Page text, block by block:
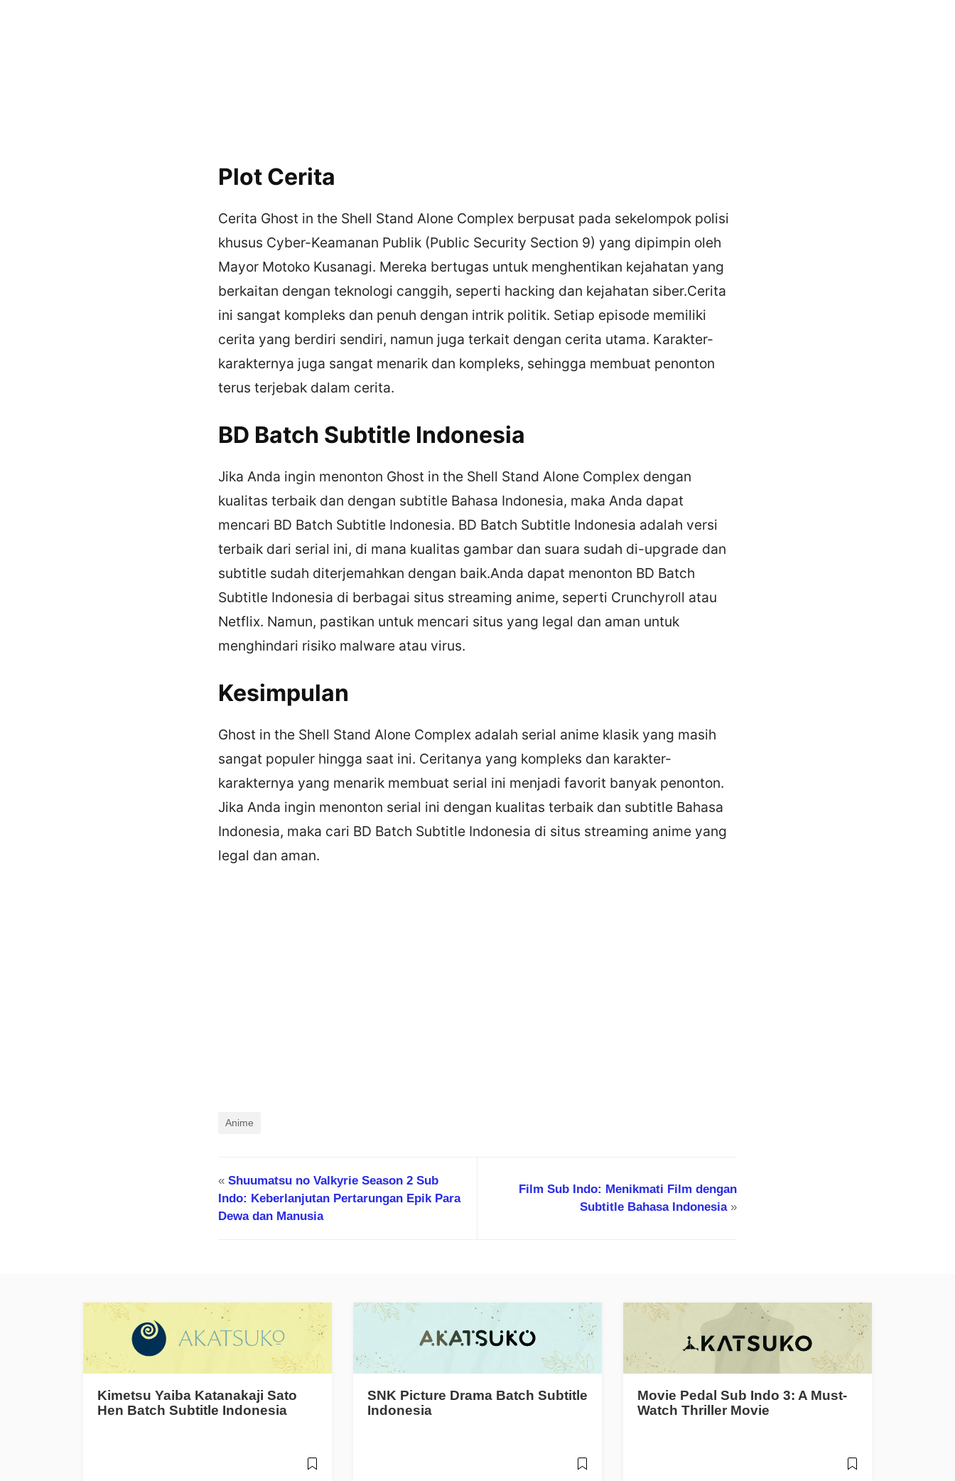
Plot Cerita
Cerita Ghost in the Shell Stand Alone Complex berpusat pada sekelompok polisi
khusus Cyber-Keamanan Publik (Public Security Section 9) yang dipimpin oleh
Mayor Motoko Kusanagi. Mereka bertugas untuk menghentikan kejahatan yang
berkaitan dengan teknologi canggih, seperti hacking dan kejahatan siber.Cerita
ini sangat kompleks dan penuh dengan intrik politik. Setiap episode memiliki
cerita yang berdiri sendiri, namun juga terkait dengan cerita utama. Karakter-
karakternya juga sangat menarik dan kompleks, sehingga membuat penonton
terus terjebak dalam cerita.
BD Batch Subtitle Indonesia
Jika Anda ingin menonton Ghost in the Shell Stand Alone Complex dengan
kualitas terbaik dan dengan subtitle Bahasa Indonesia, maka Anda dapat
mencari BD Batch Subtitle Indonesia. BD Batch Subtitle Indonesia adalah versi
terbaik dari serial ini, di mana kualitas gambar dan suara sudah di-upgrade dan
subtitle sudah diterjemahkan dengan baik.Anda dapat menonton BD Batch
Subtitle Indonesia di berbagai situs streaming anime, seperti Crunchyroll atau
Netflix. Namun, pastikan untuk mencari situs yang legal dan aman untuk
menghindari risiko malware atau virus.
Kesimpulan
Ghost in the Shell Stand Alone Complex adalah serial anime klasik yang masih
sangat populer hingga saat ini. Ceritanya yang kompleks dan karakter-
karakternya yang menarik membuat serial ini menjadi favorit banyak penonton.
Jika Anda ingin menonton serial ini dengan kualitas terbaik dan subtitle Bahasa
Indonesia, maka cari BD Batch Subtitle Indonesia di situs streaming anime yang
legal dan aman.
Anime
« Shuumatsu no Valkyrie Season 2 Sub
Indo: Keberlanjutan Pertarungan Epik Para
Dewa dan Manusia
Film Sub Indo: Menikmati Film dengan
Subtitle Bahasa Indonesia»
Kimetsu Yaiba Katanakaji Sato
Hen Batch Subtitle Indonesia
SNK Picture Drama Batch Subtitle
Indonesia
Movie Pedal Sub Indo 3: A Must-
Watch Thriller Movie